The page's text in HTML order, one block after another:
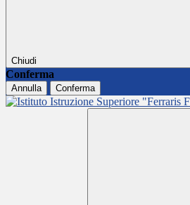
Chiudi
Conferma
Annulla Conferma